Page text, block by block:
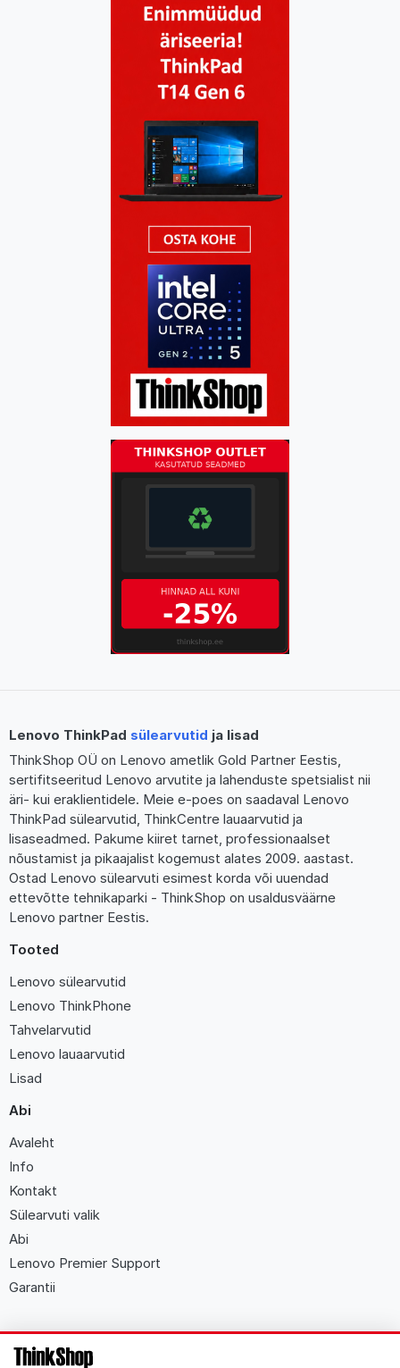
Lenovo ThinkPad sülearvutid ja lisad
ThinkShop OÜ on Lenovo ametlik Gold Partner Eestis,
sertifitseeritud Lenovo arvutite ja lahenduste spetsialist nii
äri- kui eraklientidele. Meie e-poes on saadaval Lenovo
ThinkPad sülearvutid, ThinkCentre lauaarvutid ja
lisaseadmed. Pakume kiiret tarnet, professionaalset
nõustamist ja pikaajalist kogemust alates 2009. aastast.
Ostad Lenovo sülearvuti esimest korda või uuendad
ettevõtte tehnikaparki - ThinkShop on usaldusväärne
Lenovo partner Eestis.
Tooted
Lenovo sülearvutid
Lenovo ThinkPhone
Tahvelarvutid
Lenovo lauaarvutid
Lisad
Abi
Avaleht
Info
Kontakt
Sülearvuti valik
Abi
Lenovo Premier Support
Garantii